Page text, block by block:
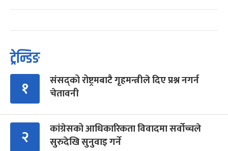
ट्रेन्डिङ
१
संसद्को रोष्ट्रमबाटै गृहमन्त्रीले दिए प्रश्न नगर्न
चेतावनी
२
कांग्रेसको आधिकारिकता विवादमा सर्वोच्चले
सुरुदेखि सुनुवाइ गर्ने